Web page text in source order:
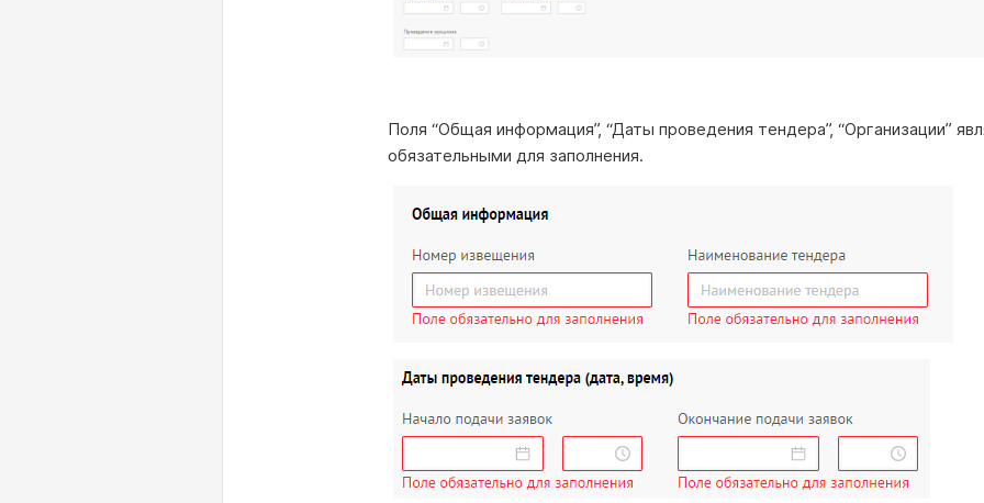
Поля “Общая информация”, “Даты проведения тендера”, “Организации”
обязательными для заполнения.